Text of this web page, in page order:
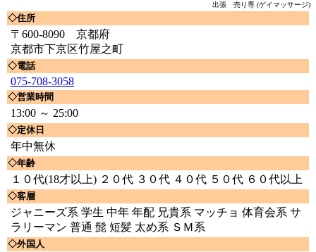
出張 売り専 (ゲイマッサージ)
◇住所
〒600-8090 京都府
京都市下京区竹屋之町
◇電話
075-708-3058
◇営業時間
13:00 ～ 25:00
◇定休日
年中無休
◇年齢
１０代(18才以上) ２０代 ３０代 ４０代 ５０代 ６０代以上
◇客層
ジャニーズ系 学生 中年 年配 兄貴系 マッチョ 体育会系 サ
ラリーマン 普通 髭 短髪 太め系 ＳＭ系
◇外国人